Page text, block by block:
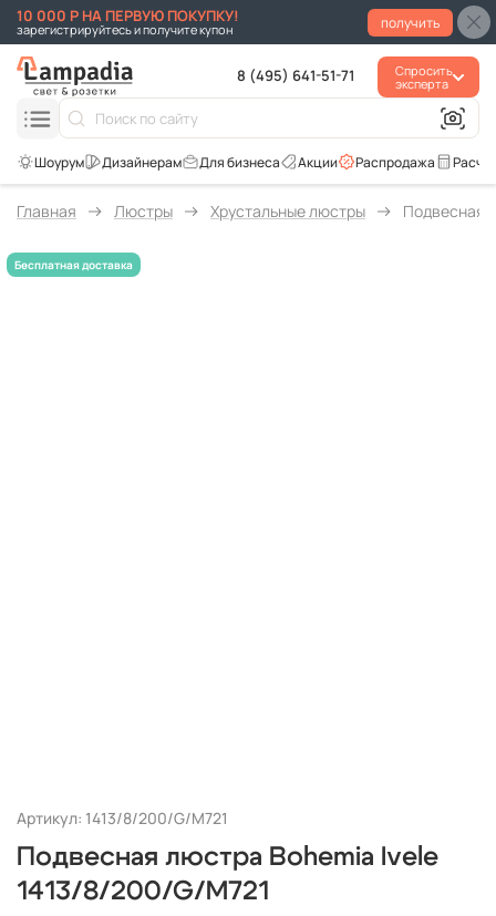
10 000 Р НА ПЕРВУЮ ПОКУПКУ!
зарегистрируйтесь и получите купон получить
8 (495) 641-51-71
Спросить
эксперта
Распродажа
Акции
Для бизнеса
Главная Люстры Хрустальные люстры Подвесная
Артикул: 1413/8/200/G/M721
Подвесная люстра Bohemia Ivele
1413/8/200/G/M721